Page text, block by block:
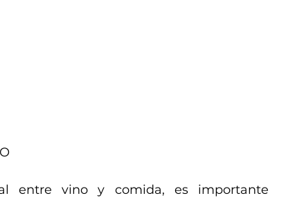
entre vino y comida, es importante